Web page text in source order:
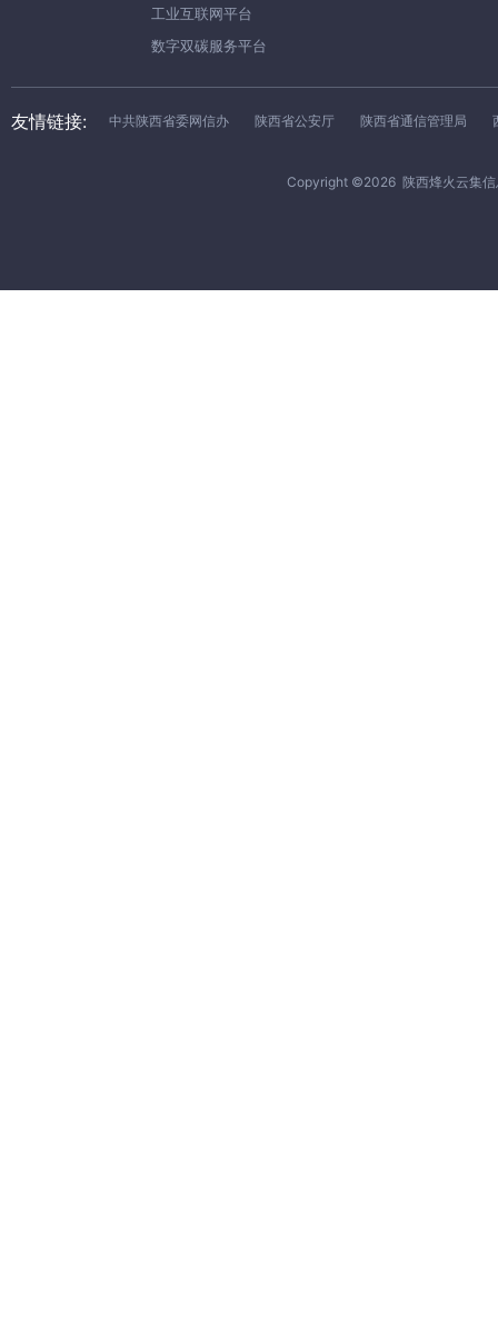
工业互联网平台
数字双碳服务平台
友情链接: 中共陕西省委网信办 陕西省公安厅 陕西省通信管理局
Copyright ©2026 陕西烽火云集